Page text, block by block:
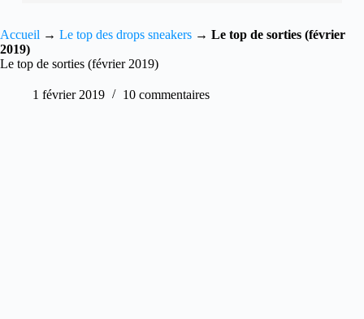
Accueil → Le top des drops sneakers → Le top de sorties (février
2019)
Le top de sorties (février 2019)
1 février 2019 10 commentaires